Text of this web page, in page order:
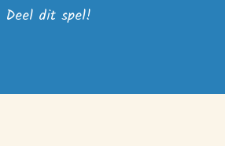
Deel dit spel!